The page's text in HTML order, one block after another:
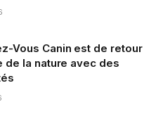
Vous Canin est de retour
de la nature avec des